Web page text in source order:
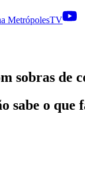
MetrópolesTV
sobras de
o que